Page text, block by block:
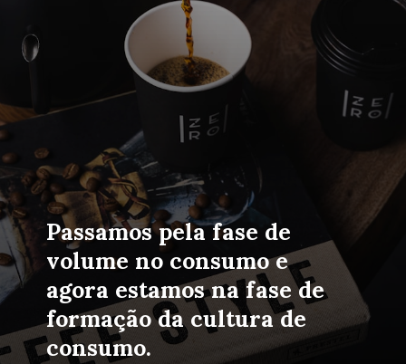
Passamos pela fase de
volume no consumo e
agora estamos na fase de
formação da cultura de
consumo.